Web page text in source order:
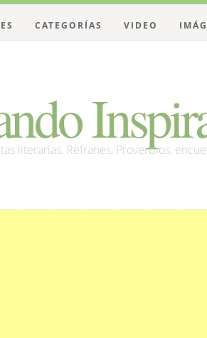
literarias, Refranes, Proverbios,
CATEGORÍAS VIDEO